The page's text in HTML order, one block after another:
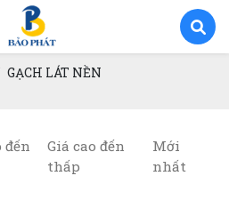
GẠCH LÁT NỀN
đến
Giá cao đến
thấp
Mới
nhất